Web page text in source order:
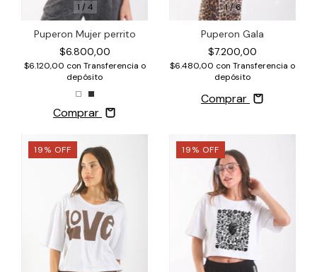
1 / 4
Puperon Mujer perrito
$6.800,00
$6.120,00 con Transferencia o
depósito
Comprar
1/6
Puperon Gala
$7.200,00
$6.480,00 con Transferencia o
depósito
Comprar
19% OFF 19% OFF